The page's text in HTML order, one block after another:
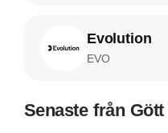
Evolution
EVO
Senaste från